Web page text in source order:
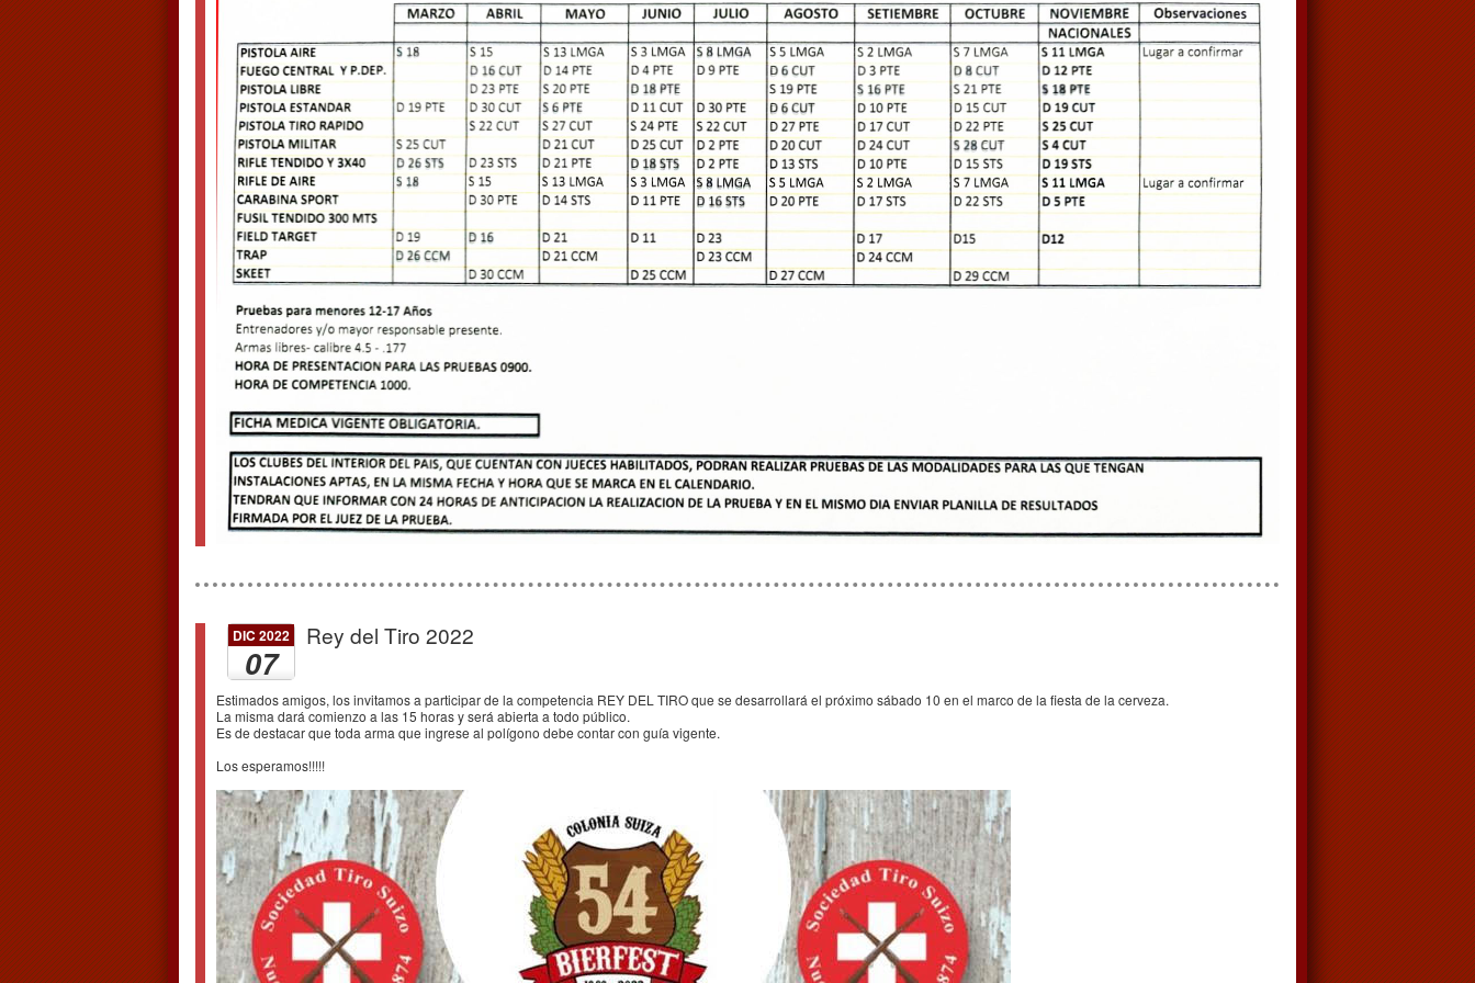
DIC 2022
07
Rey del Tiro 2022
Estimados amigos, los invitamos a participar de la competencia REY DEL TIRO que se desarrollará el próximo sábado 10 en el marco de la fiesta de la cerveza.
La misma dará comienzo a las 15 horas y será abierta a todo público.
Es de destacar que toda arma que ingrese al polígono debe contar con guía vigente.
Los esperamos!!!!!